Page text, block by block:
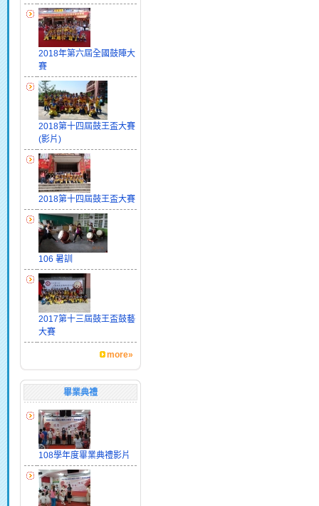
2018年第六屆全國鼓陣大
賽
2018第十四屆鼓王盃大賽
(影片)
2018第十四屆鼓王盃大賽
106 暑訓
2017第十三屆鼓王盃鼓藝
大賽
more»
畢業典禮
108學年度畢業典禮影片